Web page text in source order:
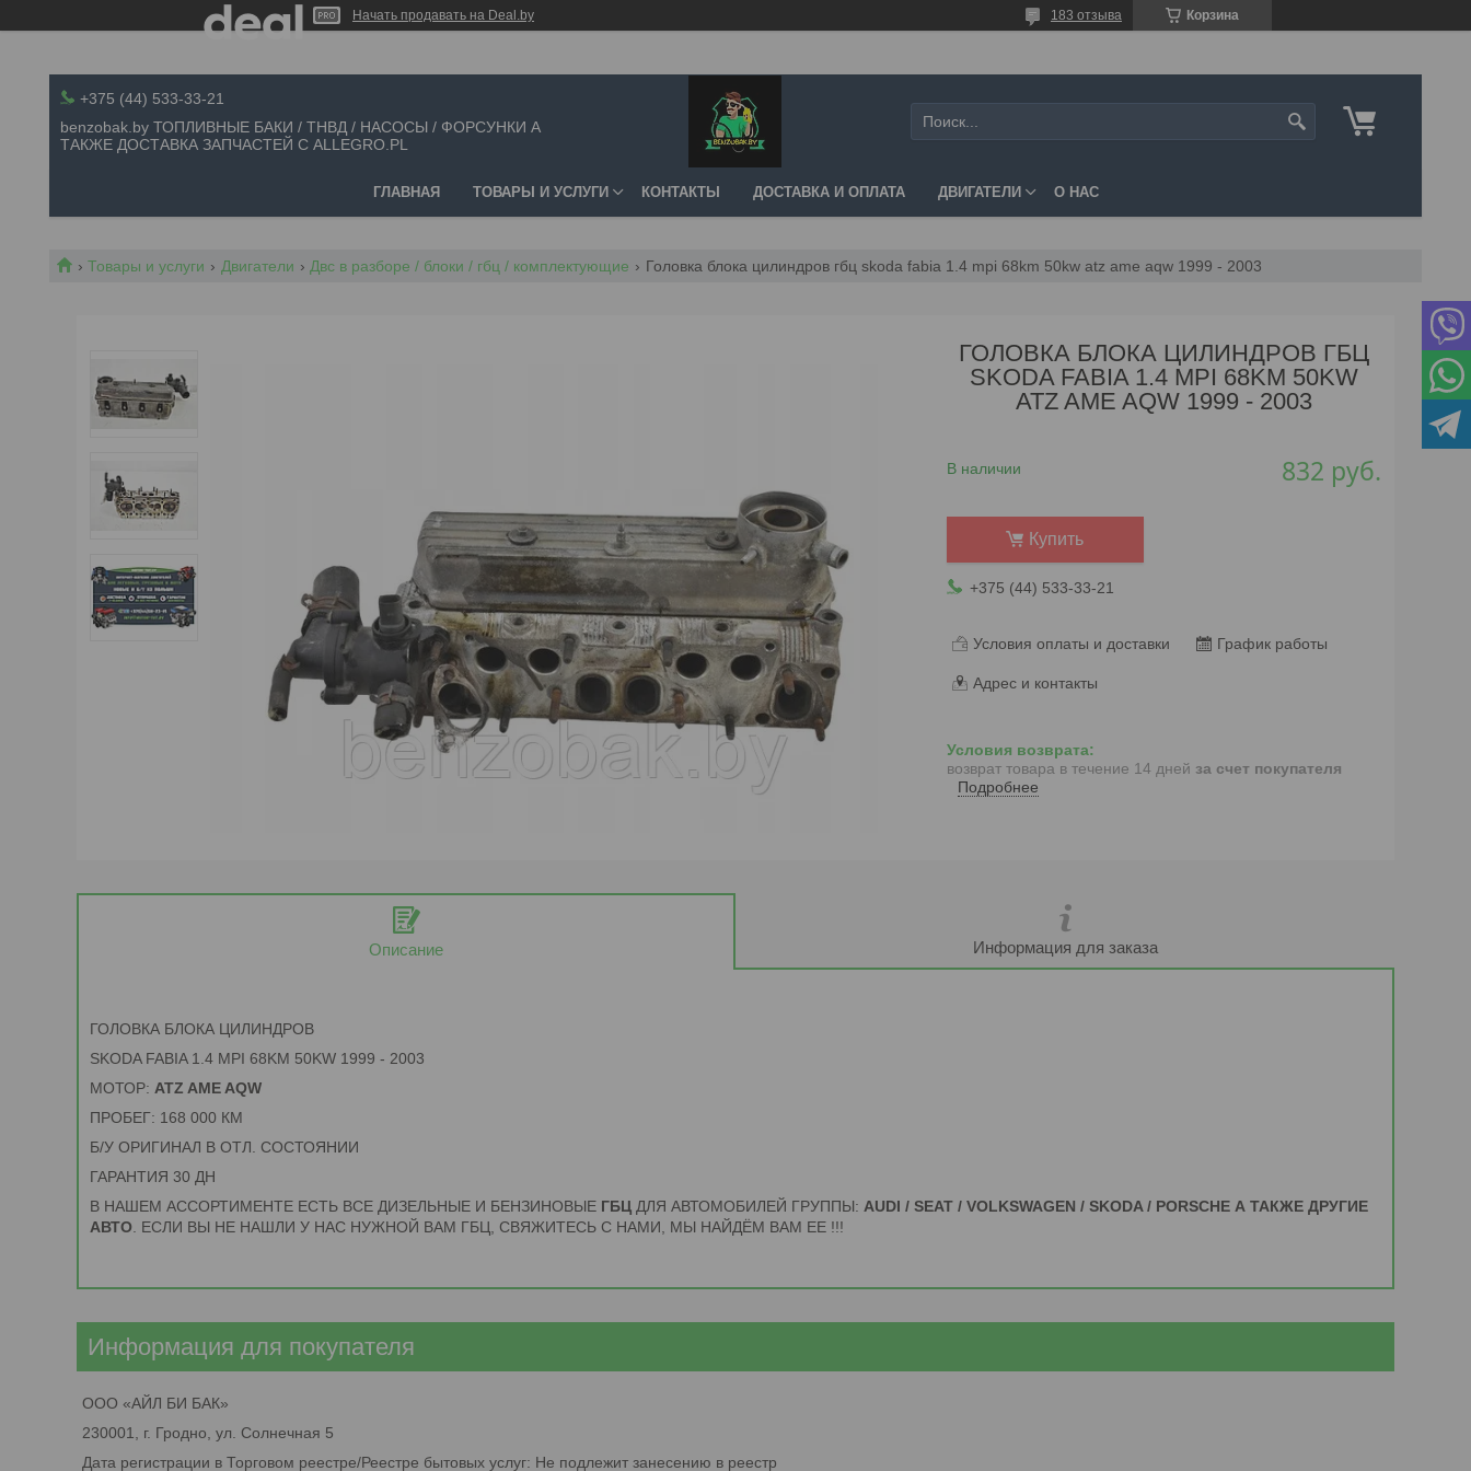
Начать продавать на Deal.by Корзина
183 отзыва
+375 (44) 533-33-21
benzobak.by ТОПЛИВНЫЕ БАКИ / ТНВД / НАСОСЫ / ФОРСУНКИ А
ТАКЖЕ ДОСТАВКА ЗАПЧАСТЕЙ С ALLEGRO.PL
ГЛАВНАЯ ТОВАРЫ И УСЛУГИ КОНТАКТЫ ДОСТАВКА И ОПЛАТА ДВИГАТЕЛИ О НАС
Товары и услуги Двигатели Двс в разборе / блоки / гбц / комплектующие Головка блока цилиндров гбц skoda fabia 1.4 mpi 68km 50kw atz ame aqw 1999 - 2003
ГОЛОВКА БЛОКА ЦИЛИНДРОВ ГБЦ
SKODA FABIA 1.4 MPI 68KM 50KW
ATZ AME AQW 1999 - 2003
В наличии 832 руб.
Купить
+375 (44) 533-33-21
Условия оплаты и доставки График работы
Адрес и контакты
возврат товара в течение 14 дней за счет покупателя
Подробнее
Описание Информация для заказа
ГОЛОВКА БЛОКА ЦИЛИНДРОВ
SKODA FABIA 1.4 MPI 68KM 50KW 1999 - 2003
МОТОР: ATZ AME AQW
ПРОБЕГ: 168 000 КМ
Б/У ОРИГИНАЛ В ОТЛ. СОСТОЯНИИ
ГАРАНТИЯ 30 ДН
В НАШЕМ АССОРТИМЕНТЕ ЕСТЬ ВСЕ ДИЗЕЛЬНЫЕ И БЕНЗИНОВЫЕ ГБЦ ДЛЯ АВТОМОБИЛЕЙ ГРУППЫ: AUDI / SEAT / VOLKSWAGEN / SKODA / PORSCHE А ТАКЖЕ ДРУГИЕ
АВТО . ЕСЛИ ВЫ НЕ НАШЛИ У НАС НУЖНОЙ ВАМ ГБЦ, СВЯЖИТЕСЬ С НАМИ, МЫ НАЙДЁМ ВАМ ЕЕ !!!
Информация для покупателя
ООО «АЙЛ БИ БАК»
230001, г. Гродно, ул. Солнечная 5
Дата регистрации в Торговом реестре/Реестре бытовых услуг: Не подлежит занесению в реестр